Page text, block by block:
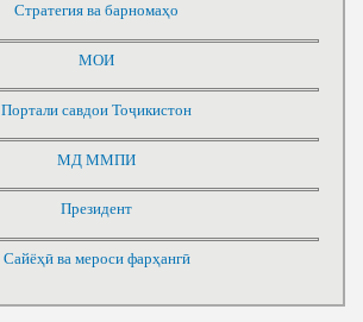
Стратегия ва барномаҳо
МОИ
Портали савдои Тоҷикистон
МД ММПИ
Президент
Сайёҳӣ ва мероси фарҳангӣ